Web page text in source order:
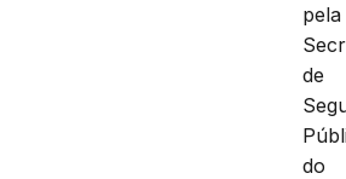
pela
de
do